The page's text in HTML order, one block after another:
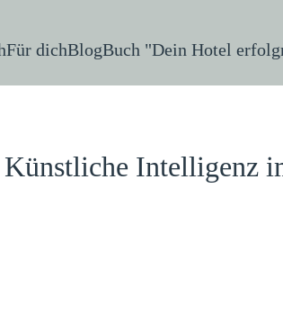
Für dichBlogBuch "Dein Hotel
Künstliche Intelligenz